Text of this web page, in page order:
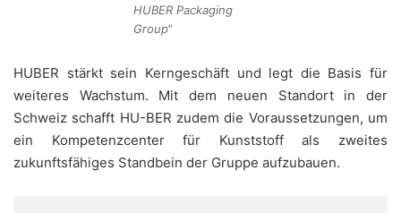
HUBER Packaging
Group“
HUBER stärkt sein Kerngeschäft und legt die Basis für
weiteres Wachstum. Mit dem neuen Standort in der
Schweiz schafft HU-BER zudem die Voraussetzungen, um
ein Kompetenzcenter für Kunststoff als zweites
zukunftsfähiges Standbein der Gruppe aufzubauen.